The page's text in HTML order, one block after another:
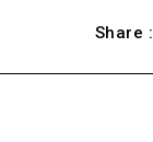
Share :